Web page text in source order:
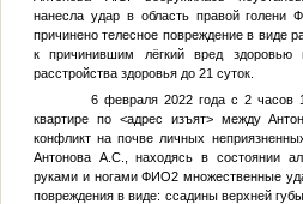
нанесла удар в область правой голени
причинено телесное повреждение в виде
к причинившим лёгкий вред здоровью
расстройства здоровья до 21 суток.
6 февраля 2022 года с 2
квартире по <адрес изъят>между
конфликт на почве личных
Антонова А.С., находясь в состоянии
руками и ногамиФИО2 множественные
повреждения в виде: ссадины верхней